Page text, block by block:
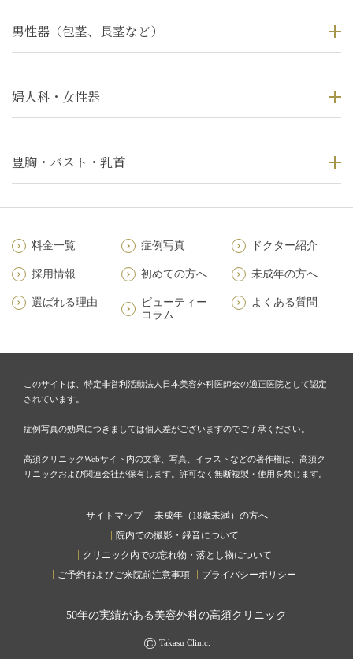
男性器（包茎、長茎など）
婦人科・女性器
豊胸・バスト・乳首
料金一覧 症例写真 ドクター紹介
採用情報 初めての方へ 未成年の方へ
選ばれる理由
ビューティー
コラム
よくある質問
このサイトは、特定非営利活動法人日本美容外科医師会の適正医院として認定
されています。
症例写真の効果につきましては個人差がございますのでご了承ください。
高須クリニックWebサイト内の文章、写真、イラストなどの著作権は、高須ク
リニックおよび関連会社が保有します。許可なく無断複製・使用を禁じます。
サイトマップ
未成年（18歳未満）の方へ
院内での撮影・録音について
クリニック内での忘れ物・落とし物について
ご予約およびご来院前注意事項
プライバシーポリシー
50年の実績がある美容外科の高須クリニック
© Takasu Clinic.